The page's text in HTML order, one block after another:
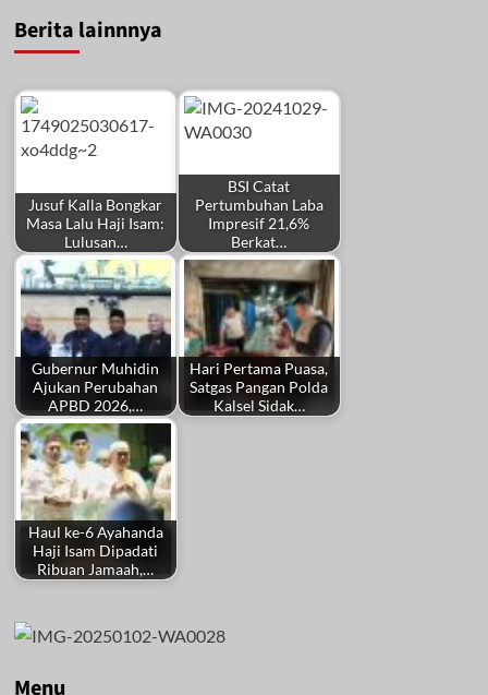
Berita lainnnya
Jusuf Kalla Bongkar
Masa Lalu Haji Isam:
Lulusan…
BSI Catat
Pertumbuhan Laba
Impresif 21,6%
Berkat…
Gubernur Muhidin
Ajukan Perubahan
APBD 2026,…
Hari Pertama Puasa,
Satgas Pangan Polda
Kalsel Sidak…
Haul ke-6 Ayahanda
Haji Isam Dipadati
Ribuan Jamaah,…
Menu